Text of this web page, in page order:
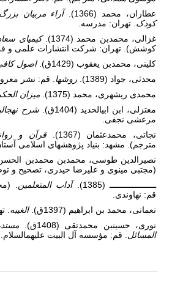
عطاران، محمد (1366).
آراء مربیان
کودک . تهران: مدرسه.
غزالی، محمدبن محمد (1374).
کیمیای
کوشش). تهران: شرکت انتشارات علمی و
کلینی، محمدبن یعقوب (1429ق).
اصول
محدثی، جواد (1389).
روش­ها . قم: نشر
محمدی ری­شهری، محمد (1375).
میزان
معتزلی، ابن ابی­الحدید (1404ق).
شرح
مرعشی نجفی.
نجاتی، محمدعثمان (1367).
قرآن و
مترجم). مشهد: بنیاد پژوهش­های اسلامی
نصیرالدین طوسی، محمدبن محمدبن الحسن
(مجتبی مینوی و علیرضا حیدری، تصحیح و
ـــــــــــــــــــ (1385).
آداب المتعلمین .
قم: نهاوندی.
نعمانی، محمد بن ابراهیم (1397ق).
الغیبه .
نوری، حسین­بن محمدتقی (1408ق).
المسائل . قم: مؤسسه آل البیت علیهم­السلام.